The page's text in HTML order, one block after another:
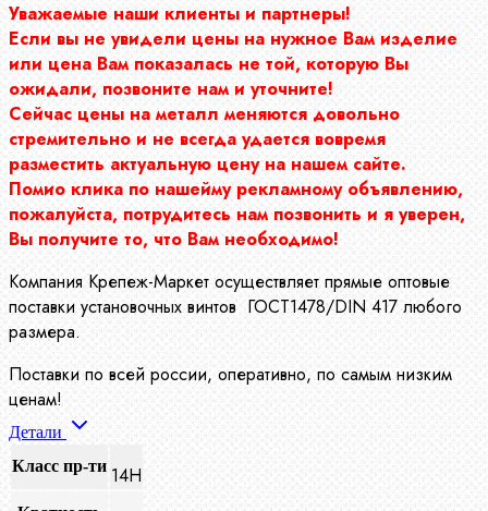
Уважаемые наши клиенты и партнеры!
Если вы не увидели цены на нужное Вам изделие
или цена Вам показалась не той, которую Вы
ожидали, позвоните нам и уточните!
Сейчас цены на металл меняются довольно
стремительно и не всегда удается вовремя
разместить актуальную цену на нашем сайте.
Помио клика по нашейму рекламному объявлению,
пожалуйста, потрудитесь нам позвонить и я уверен,
Вы получите то, что Вам необходимо!
Компания Крепеж-Маркет осуществляет прямые оптовые
поставки установочных винтов ГОСТ1478/DIN 417 любого
размера.
Поставки по всей россии, оперативно, по самым низким
ценам!
Детали
Класс пр-ти 14Н